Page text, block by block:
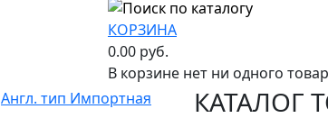
КОРЗИНА
0.00 руб.
В корзине нет ни одного
Англ. тип Импортная
КАТАЛОГ